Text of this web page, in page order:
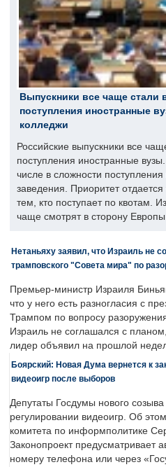
Выпускники все чаще стали
поступления иностранные
колледжи
Российские выпускники все
поступления иностранные
числе в сложности
заведения. Приоритет
тем, кто поступает по квотам.
чаще смотрят в сторону
Нетаньяху заявил, что Израиль не
трамповского "Совета мира" по
Премьер-министр Израиля
что у него есть разногласия с
Трампом по вопросу
Израиль не соглашался с
лидер объявил на прошлой
Боярский: Новая Дума вернется к
видеоигр после выборов
Депутаты Госдумы нового созыва
регулировании видеоигр. Об
комитета по информполитике
Законопроект предусматривает
номеру телефона или через